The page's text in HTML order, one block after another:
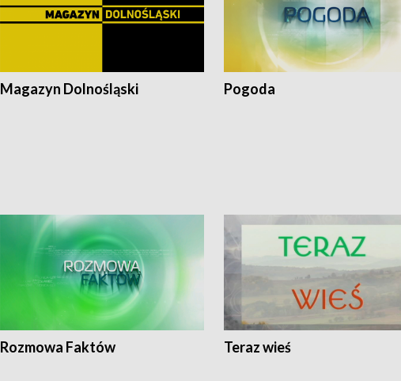
Magazyn Dolnośląski Pogoda
Rozmowa Faktów Teraz wieś